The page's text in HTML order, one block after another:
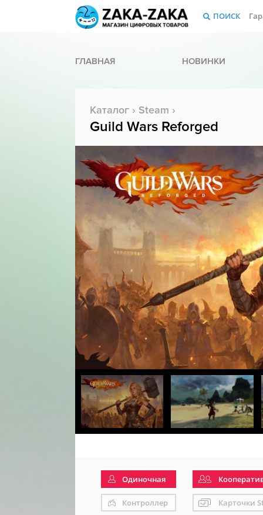
ПОИСК
ГЛАВНАЯ НОВИНКИ
Каталог › Steam ›
Guild Wars Reforged
Одиночная
Контроллер Карточки